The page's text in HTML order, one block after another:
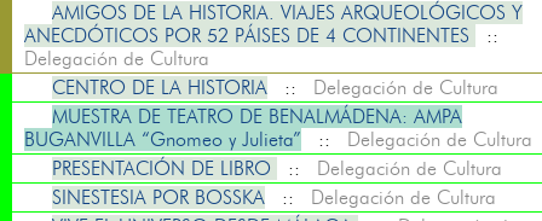
AMIGOS DE LA HISTORIA. VIAJES ARQUEOLÓGICOS Y
ANECDÓTICOS POR 52 PÁISES DE 4 CONTINENTES
::
Delegación de Cultura
CENTRO DE LA HISTORIA :: Delegación de Cultura
MUESTRA DE TEATRO DE BENALMÁDENA: AMPA
BUGANVILLA “Gnomeo y Julieta” :: Delegación de Cultura
PRESENTACIÓN DE LIBRO
:: Delegación de Cultura
SINESTESIA POR BOSSKA :: Delegación de Cultura